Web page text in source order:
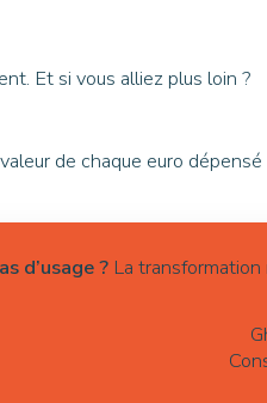
Et si vous alliez plus loin ?
de chaque euro dépensé
d’usage ?La